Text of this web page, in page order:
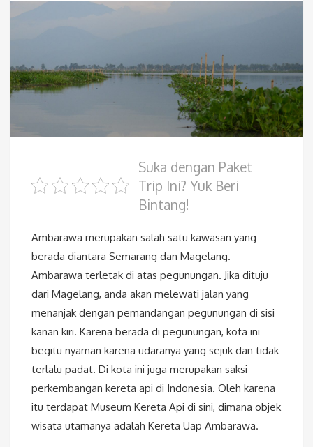
Suka dengan Paket
Trip Ini? Yuk Beri
Bintang!
Ambarawa merupakan salah satu kawasan yang
berada diantara Semarang dan Magelang.
Ambarawa terletak di atas pegunungan. Jika dituju
dari Magelang, anda akan melewati jalan yang
menanjak dengan pemandangan pegunungan di sisi
kanan kiri. Karena berada di pegunungan, kota ini
begitu nyaman karena udaranya yang sejuk dan tidak
terlalu padat. Di kota ini juga merupakan saksi
perkembangan kereta api di Indonesia. Oleh karena
itu terdapat Museum Kereta Api di sini, dimana objek
wisata utamanya adalah Kereta Uap Ambarawa.